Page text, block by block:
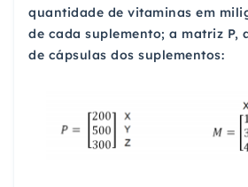
quantidade de vitaminas em
de cada suplemento; a matriz P,
de cápsulas dos suplementos: